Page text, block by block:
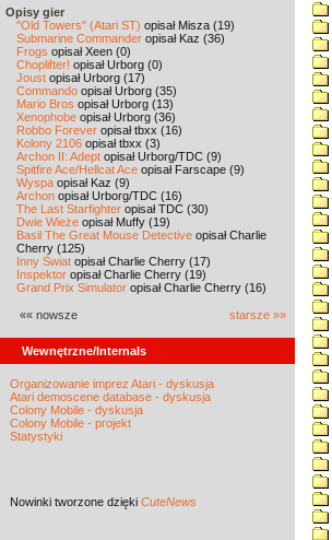
Opisy gier
"Old Towers" (Atari ST) opisał Misza (19)
Submarine Commander opisał Kaz (36)
Frogs opisał Xeen (0)
Choplifter! opisał Urborg (0)
Joust opisał Urborg (17)
Commando opisał Urborg (35)
Mario Bros opisał Urborg (13)
Xenophobe opisał Urborg (36)
Robbo Forever opisał tbxx (16)
Kolony 2106 opisał tbxx (3)
Archon II: Adept opisał Urborg/TDC (9)
Spitfire Ace/Hellcat Ace opisał Farscape (9)
Wyspa opisał Kaz (9)
Archon opisał Urborg/TDC (16)
The Last Starfighter opisał TDC (30)
Dwie Wieże opisał Muffy (19)
Basil The Great Mouse Detective opisał Charlie
Cherry (125)
Inny Świat opisał Charlie Cherry (17)
Inspektor opisał Charlie Cherry (19)
Grand Prix Simulator opisał Charlie Cherry (16)
«« nowsze starsze »»
Wewnętrzne/Internals
Organizowanie imprez Atari - dyskusja
Atari demoscene database - dyskusja
Colony Mobile - dyskusja
Colony Mobile - projekt
Statystyki
Nowinki tworzone dzięki CuteNews